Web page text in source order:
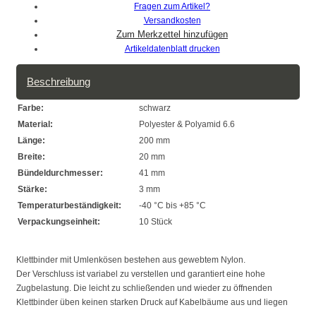
Fragen zum Artikel?
Versandkosten
Artikeldatenblatt drucken
Beschreibung
Farbe:
schwarz
Material:
Polyester & Polyamid 6.6
Länge:
200 mm
Breite:
20 mm
Bündeldurchmesser:
41 mm
Stärke:
3 mm
Temperaturbeständigkeit:
-40 °C bis +85 °C
Verpackungseinheit:
10 Stück
Klettbinder mit Umlenkösen bestehen aus gewebtem Nylon.
Der Verschluss ist variabel zu verstellen und garantiert eine hohe
Zugbelastung. Die leicht zu schließenden und wieder zu öffnenden
Klettbinder üben keinen starken Druck auf Kabelbäume aus und liegen